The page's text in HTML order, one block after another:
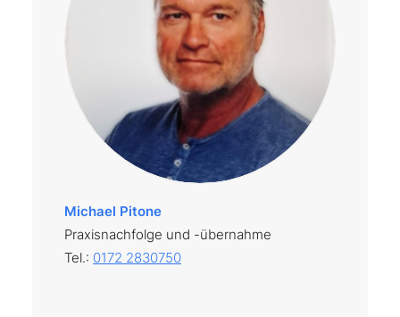
Michael Pitone
Praxisnachfolge und -übernahme
Tel.: 0172 2830750